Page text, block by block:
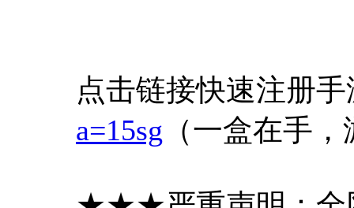
点击链接快速注册
a=15sg （一盒在手